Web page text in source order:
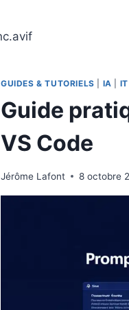
GUIDES & TUTORIELS IA
Guide
VS Code
Jérôme Lafont 8 octobre